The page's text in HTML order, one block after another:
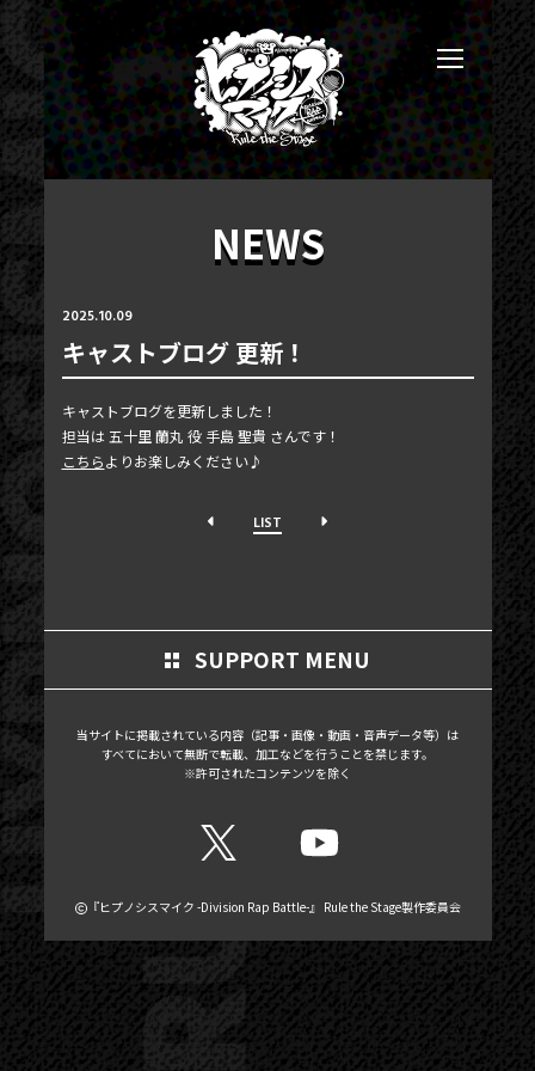
NEWS
TICKET
PHOTOGALLERY
BLOG
MAIL MAGAZINE / BIRTHDAY MAIL
MY PAGE
MEMBER'S CARD
NEWS
2025.10.09
キャストブログ 更新！
キャストブログを更新しました！
担当は 五十里 蘭丸 役 手島 聖貴 さんです！
こちらよりお楽しみください♪
LIST
SUPPORT MENU
当サイトに掲載されている内容（記事・画像・動画・音声データ等）は
すべてにおいて無断で転載、加工などを行うことを禁じます。
※許可されたコンテンツを除く
『ヒプノシスマイク -Division Rap Battle-』 Rule the Stage製作委員会